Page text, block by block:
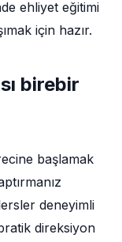
ehliyet eğitimi
için hazır.
birebir
başlamak
deneyimli
direksiyon